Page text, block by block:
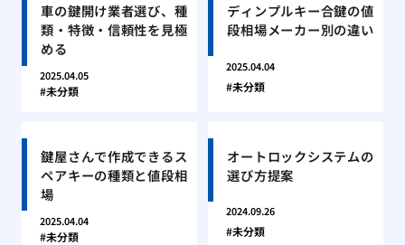
車の鍵開け業者選び、種
類・特徴・信頼性を見極
める
2025.04.05
未分類
ディンプルキー合鍵の値
段相場メーカー別の違い
2025.04.04
未分類
鍵屋さんで作成できるス
ペアキーの種類と値段相
場
2025.04.04
未分類
オートロックシステムの
選び方提案
2024.09.26
未分類